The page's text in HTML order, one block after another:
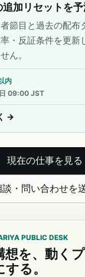
加リセットを予
節目と過去の配布
・反証条件を更新
ん。
内
09:00 JST
→
現在の仕事を見る
談・問い合わせを
PUBLIC DESK
想を、動く
する。